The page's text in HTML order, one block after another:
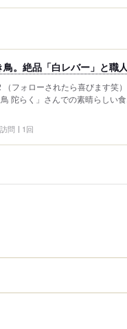
鳥。絶品「白レバー」と職
フォローされたら喜びます笑
陀らく」さんでの素晴らしい食
問 1回